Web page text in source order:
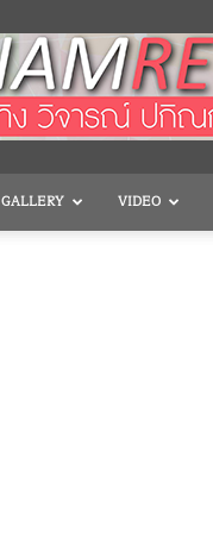
GALLERY VIDEO